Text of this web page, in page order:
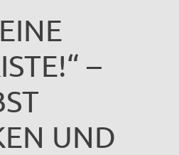
–
UND